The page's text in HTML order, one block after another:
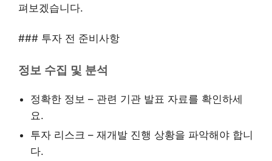
펴보겠습니다.
### 투자 전 준비사항
정보 수집 및 분석
정확한 정보 – 관련 기관 발표 자료를 확인하세
요.
투자 리스크 – 재개발 진행 상황을 파악해야 합니
다.